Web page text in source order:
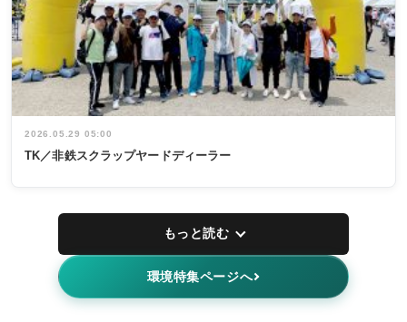
2026.05.29 05:00
TK／非鉄スクラップヤードディーラー
もっと読む
環境特集ページへ